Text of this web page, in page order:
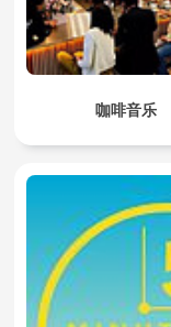
咖啡音乐